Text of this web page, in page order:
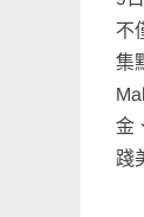
不
集
金
踐